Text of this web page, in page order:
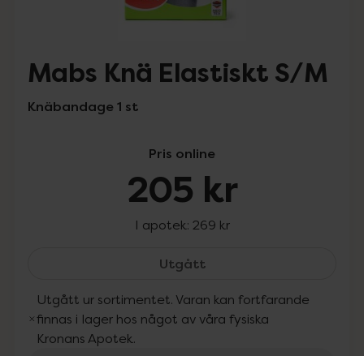
Mabs Knä Elastiskt S/M
Knäbandage 1 st
Pris online
205 kr
I apotek: 269 kr
UtgåttMabs Knä Elastiskt S/
Utgått ur sortimentet. Varan kan fortfarande
finnas i lager hos något av våra fysiska
Kronans Apotek.